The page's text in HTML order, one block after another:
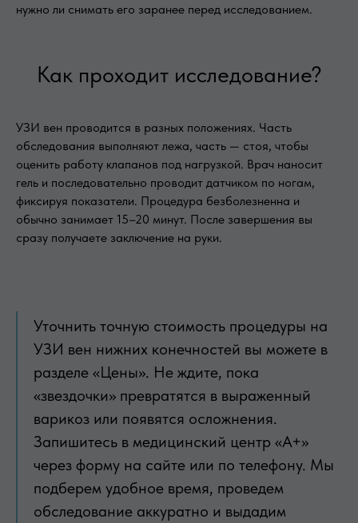
нужно ли снимать его заранее перед исследованием.
Как проходит исследование?
УЗИ вен проводится в разных положениях. Часть
обследования выполняют лежа, часть — стоя, чтобы
оценить работу клапанов под нагрузкой. Врач наносит
гель и последовательно проводит датчиком по ногам,
фиксируя показатели. Процедура безболезненна и
обычно занимает 15–20 минут. После завершения вы
сразу получаете заключение на руки.
Уточнить точную стоимость процедуры на
УЗИ вен нижних конечностей вы можете в
разделе «Цены». Не ждите, пока
«звездочки» превратятся в выраженный
варикоз или появятся осложнения.
Запишитесь в медицинский центр «А+»
через форму на сайте или по телефону. Мы
подберем удобное время, проведем
обследование аккуратно и выдадим